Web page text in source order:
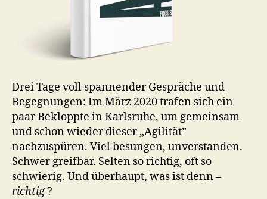
Drei Tage voll spannender Gespräche und
Begegnungen: Im März 2020 trafen sich ein
paar Bekloppte in Karlsruhe, um gemeinsam
und schon wieder dieser „Agilität”
nachzuspüren. Viel besungen, unverstanden.
Schwer greifbar. Selten so richtig, oft so
schwierig. Und überhaupt, was ist denn –
richtig?